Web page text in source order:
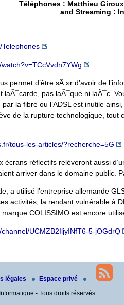
Téléphones : Matthieu
and Streaming :
permet d’être sÃ »r d’avoir de
laÃ¯carde, pas laÃ¯que ni laÃ¯c.
la fibre ou l’ADSL est inutile
de la rupture technologique,
tous-les-articles/?recherche=5G
écrans réflectifs relèveront aussi
arriver dans le domaine public.
a utilisé l’entreprise allemande
activités, la rendant vulnérable à
COLISSIMO est encore
UCMZB2IljyINfT6-5-jOGdrQ
légales
Espace privé
- Tous droits réservés